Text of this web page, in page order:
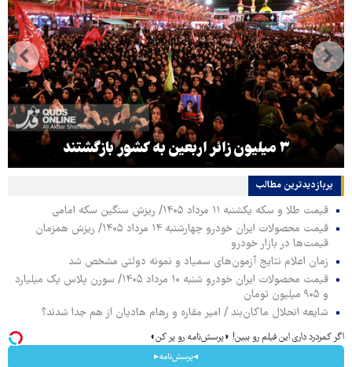
۳ میلیون زائر اربعین به کشور بازگشتند
پربازدیدترین‌ مطالب
قیمت طلا و سکه یکشنبه ۱۱ مرداد ۱۴۰۵/ ریزش سنگین سکه امامی
قیمت محصولات ایران خودرو چهارشنبه ۱۴ مرداد ۱۴۰۵/ ریزش همزمان
قیمت‌ها در بازار خودرو
زمان اعلام نتایج آزمون‌های سمپاد و نمونه دولتی مشخص شد
قیمت محصولات ایران خودرو شنبه ۱۰ مرداد ۱۴۰۵/ سورن پلاس یک میلیارد
و ۹۰۵ میلیون تومان
شایعه انحلال ماکان‌بند / امیر مقاره و رهام هادیان از هم جدا شدند؟
اگر کمردرد داری این فیلم رو ببین! ◗پرسش‌نامه رو پر کن◖
◂پرسش‌نامه▸